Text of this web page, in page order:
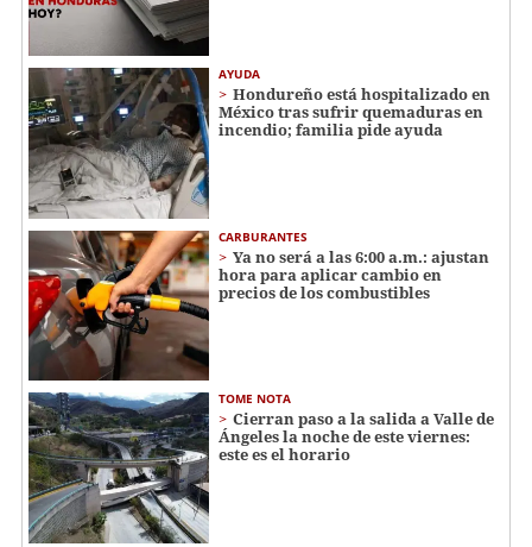
AYUDA
Hondureño está hospitalizado en
México tras sufrir quemaduras en
incendio; familia pide ayuda
CARBURANTES
Ya no será a las 6:00 a.m.: ajustan
hora para aplicar cambio en
precios de los combustibles
TOME NOTA
Cierran paso a la salida a Valle de
Ángeles la noche de este viernes:
este es el horario